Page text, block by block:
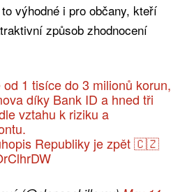
výhodné i pro občany, kteří
způsob zhodnocení
1 tisíce do 3 milionů korun,
díky Bank ID a hned tři
vztahu k riziku a
Republiky je zpět 🇨🇿